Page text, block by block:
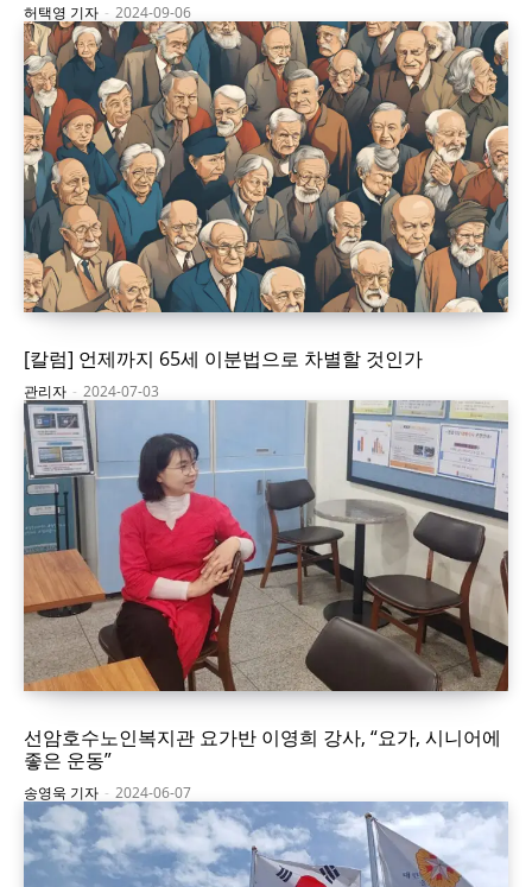
허택영 기자 - 2024-09-06
[칼럼] 언제까지 65세 이분법으로 차별할 것인가
관리자 - 2024-07-03
선암호수노인복지관 요가반 이영희 강사, “요가, 시니어에
좋은 운동”
송영욱 기자 - 2024-06-07